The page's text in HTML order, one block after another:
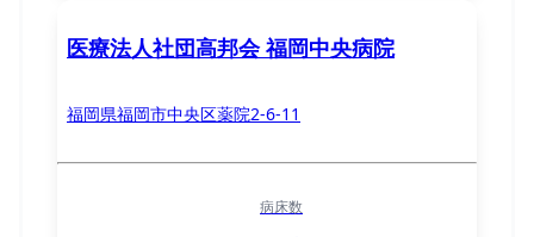
医療法人社団高邦会 福岡中央病院
福岡県福岡市中央区薬院2-6-11
病床数